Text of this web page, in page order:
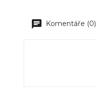
Komentáře (0)